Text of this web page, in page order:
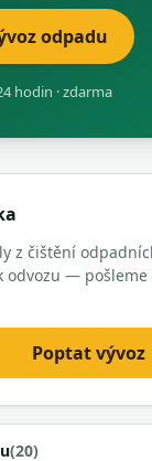
odpadu
hodin · zdarma
z čištění
odvozu — pošleme
Poptat vývoz
(20)